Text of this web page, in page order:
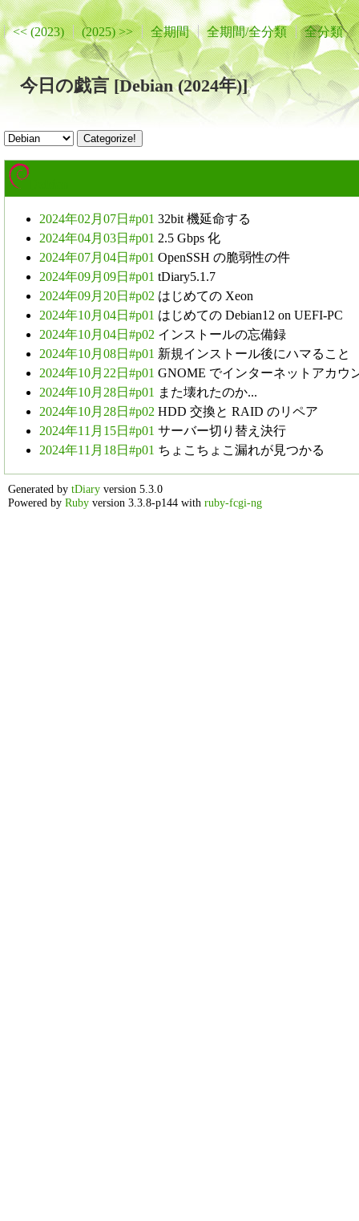
<< (2023) (2025) >> 全期間 全期間/全分類 全分類
今日の戯言 [Debian (2024年)]
2024年02月07日#p01 32bit 機延命する
2024年04月03日#p01 2.5 Gbps 化
2024年07月04日#p01 OpenSSH の脆弱性の件
2024年09月09日#p01 tDiary5.1.7
2024年09月20日#p02 はじめての Xeon
2024年10月04日#p01 はじめての Debian12 on UEFI-PC
2024年10月04日#p02 インストールの忘備録
2024年10月08日#p01 新規インストール後にハマること
2024年10月22日#p01 GNOME でインターネットアカウ
2024年10月28日#p01 また壊れたのか...
2024年10月28日#p02 HDD 交換と RAID のリペア
2024年11月15日#p01 サーバー切り替え決行
2024年11月18日#p01 ちょこちょこ漏れが見つかる
Generated by tDiary version 5.3.0
Powered by Ruby version 3.3.8-p144 with ruby-fcgi-ng